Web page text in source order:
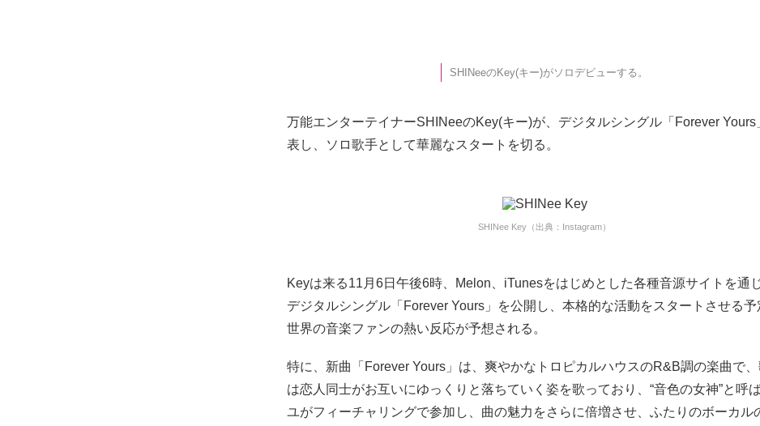
SHINeeのKey(キー)がソロデビューする。
万能エンターテイナーSHINeeのKey(キー)が、デジタルシングル「Forever Yours
表し、ソロ歌手として華麗なスタートを切る。
SHINee Key（出典：Instagram）
Keyは来る11月6日午後6時、Melon、iTunesをはじめとした各種音源サイトを通じ
デジタルシングル「Forever Yours」を公開し、本格的な活動をスタートさせる予
世界の音楽ファンの熱い反応が予想される。
特に、新曲「Forever Yours」は、爽やかなトロピカルハウスのR&B調の楽曲で、
は恋人同士がお互いにゆっくりと落ちていく姿を歌っており、“音色の女神”と呼
ユがフィーチャリングで参加し、曲の魅力をさらに倍増させ、ふたりのボーカル